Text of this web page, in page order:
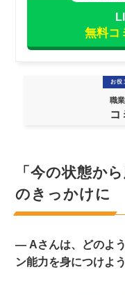
無料コ
お役
職
コ
「今の状態か
のきっかけに
― Aさんは、どのよ
ン能力を身につけよ